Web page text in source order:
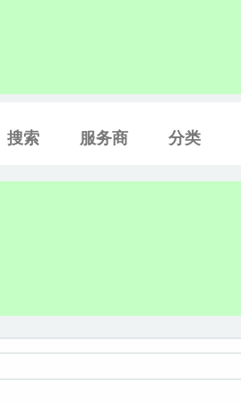
搜索 服务商 分类